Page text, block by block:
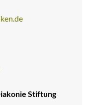
Stiftung